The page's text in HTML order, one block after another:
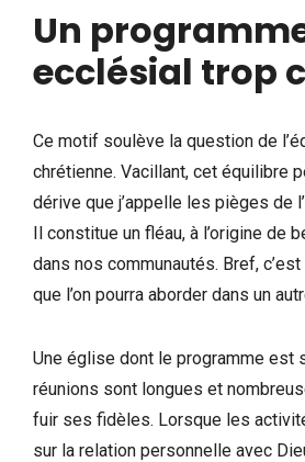
Un
ecclésial trop
Ce motif soulève la question de
chrétienne. Vacillant, cet équilibre
dérive que j’appelle les pièges de
Il constitue un fléau, à l’origine de
dans nos communautés. Bref,
que l’on pourra aborder dans un
Une église dont le programme est
réunions sont longues et
fuir ses fidèles. Lorsque les
sur la relation personnelle avec